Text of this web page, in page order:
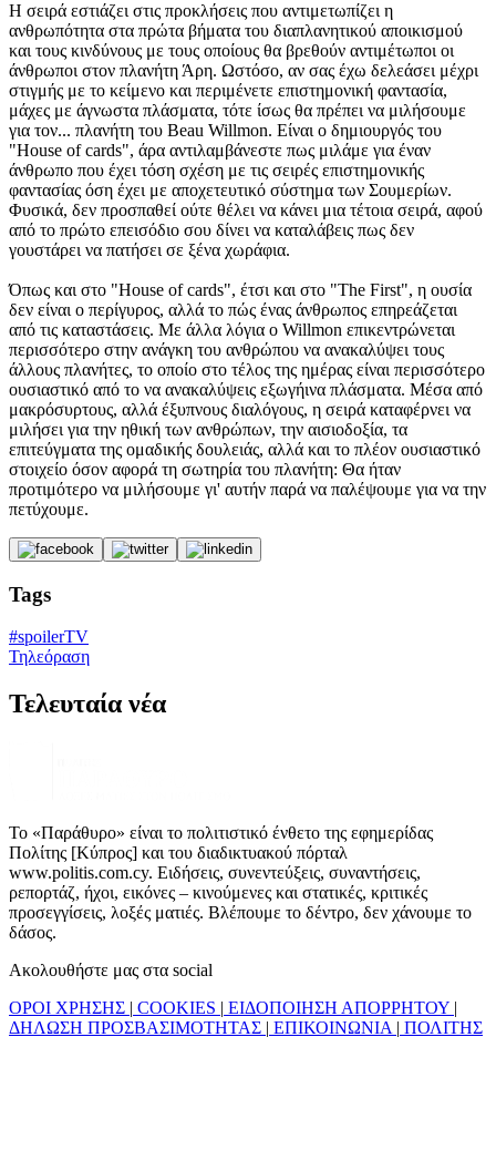
Η σειρά εστιάζει στις προκλήσεις που αντιμετωπίζει η
ανθρωπότητα στα πρώτα βήματα του διαπλανητικού αποικισμού
και τους κινδύνους με τους οποίους θα βρεθούν αντιμέτωποι οι
άνθρωποι στον πλανήτη Άρη. Ωστόσο, αν σας έχω δελεάσει μέχρι
στιγμής με το κείμενο και περιμένετε επιστημονική φαντασία,
μάχες με άγνωστα πλάσματα, τότε ίσως θα πρέπει να μιλήσουμε
για τον... πλανήτη του Beau Willmon. Είναι ο δημιουργός του
"House of cards", άρα αντιλαμβάνεστε πως μιλάμε για έναν
άνθρωπο που έχει τόση σχέση με τις σειρές επιστημονικής
φαντασίας όση έχει με αποχετευτικό σύστημα των Σουμερίων.
Φυσικά, δεν προσπαθεί ούτε θέλει να κάνει μια τέτοια σειρά, αφού
από το πρώτο επεισόδιο σου δίνει να καταλάβεις πως δεν
γουστάρει να πατήσει σε ξένα χωράφια.
Όπως και στο "House of cards", έτσι και στο "The First", η ουσία
δεν είναι ο περίγυρος, αλλά το πώς ένας άνθρωπος επηρεάζεται
από τις καταστάσεις. Με άλλα λόγια ο Willmon επικεντρώνεται
περισσότερο στην ανάγκη του ανθρώπου να ανακαλύψει τους
άλλους πλανήτες, το οποίο στο τέλος της ημέρας είναι περισσότερο
ουσιαστικό από το να ανακαλύψεις εξωγήινα πλάσματα. Μέσα από
μακρόσυρτους, αλλά έξυπνους διαλόγους, η σειρά καταφέρνει να
μιλήσει για την ηθική των ανθρώπων, την αισιοδοξία, τα
επιτεύγματα της ομαδικής δουλειάς, αλλά και το πλέον ουσιαστικό
στοιχείο όσον αφορά τη σωτηρία του πλανήτη: Θα ήταν
προτιμότερο να μιλήσουμε γι' αυτήν παρά να παλέψουμε για να την
πετύχουμε.
Tags
#spoilerTV
Τηλεόραση
Τελευταία νέα
Το «Παράθυρο» είναι το πολιτιστικό ένθετο της εφημερίδας
Πολίτης [Κύπρος] και του διαδικτυακού πόρταλ
www.politis.com.cy. Ειδήσεις, συνεντεύξεις, συναντήσεις,
ρεπορτάζ, ήχοι, εικόνες – κινούμενες και στατικές, κριτικές
προσεγγίσεις, λοξές ματιές. Βλέπουμε το δέντρο, δεν χάνουμε το
δάσος.
Ακολουθήστε μας στα social
ΟΡΟΙ ΧΡΗΣΗΣ | COOKIES | ΕΙΔΟΠΟΙΗΣΗ ΑΠΟΡΡΗΤΟΥ |
ΔΗΛΩΣΗ ΠΡΟΣΒΑΣΙΜΟΤΗΤΑΣ | ΕΠΙΚΟΙΝΩΝΙΑ | ΠΟΛΙΤΗΣ